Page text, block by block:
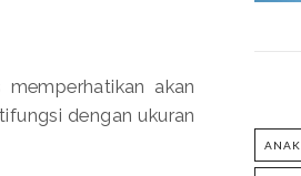
akan
dengan ukuran
ANAK